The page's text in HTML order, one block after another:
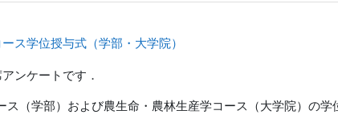
ス学位授与式（学部・大学院）
ンケートです．
ス（学部）および農生命・農林生産学コース（大学院）の